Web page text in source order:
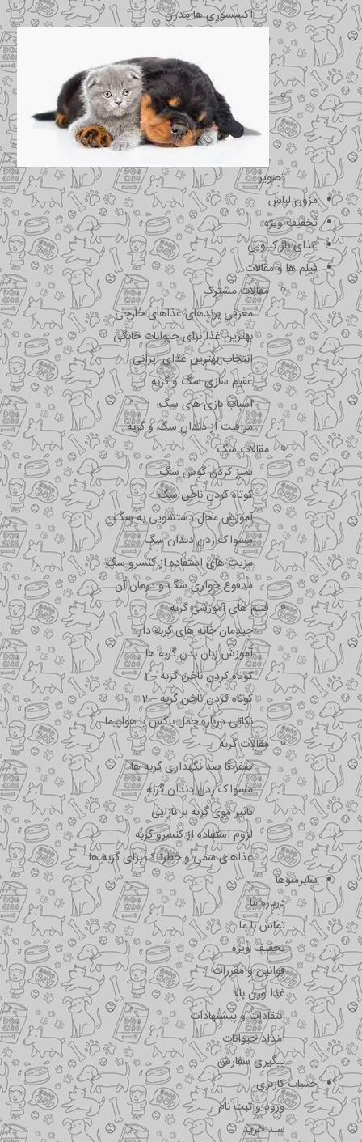
اکسسوری ها مدرن
تصویر
مزون لباس
تخفیف ویژه
غذای باز کیلویی
فیلم ها و مقالات
مقالات مشترک
معرفی برندهای غذاهای خارجی
بهترین غذا برای حیوانات خانگی
انتخاب بهترین غذای ایرانی !
عقیم سازی سگ و گربه
اسباب بازی های سگ
مراقبت از دندان سگ و گربه
مقالات سگ
تمیز کردن گوش سگ
کوتاه کردن ناخن سگ
آموزش محل دستشویی به سگ
مسواک زدن دندان سگ
مزیت های استفاده از کنسرو سگ
مدفوع خواری سگ و درمان آن
فیلم های آموزشی گربه
چیدمان خانه های گربه دار
آموزش زبان بدن گربه ها
کوتاه کردن ناخن گربه – 1
کوتاه کردن ناخن گربه – 2
نکاتی درباره جمل باکس با هواپیما
مقالات گربه
صفر تا صد نگهداری گربه ها
مسواک زدن دندان گربه
تاثیر موی گربه بر نازایی
لزوم استفاده از کنسرو گربه
غذاهای سمی و خطرناک برای گربه ها
سایرمنوها
درباره ما
تماس با ما
تخفیف ویژه
قوانین و مقررات
غذا وزن بالا
انتقادات و پیشنهادات
امداد حیوانات
پیگیری سفارش
حساب کاربری
ورود و ثبت نام
سبد خرید